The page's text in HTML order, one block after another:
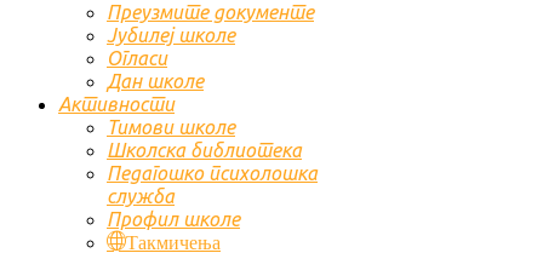
Преузмите документе
Јубилеј школе
Огласи
Дан школе
Активности
Тимови школе
Школска библиотека
Педагошко психолошка
служба
Профил школе
Такмичења